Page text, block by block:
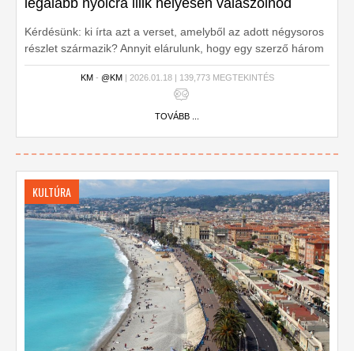
legalább nyolcra illik helyesen válaszolnod
Kérdésünk: ki írta azt a verset, amelyből az adott négysoros
részlet származik? Annyit elárulunk, hogy egy szerző három
verssel is szerepel kvízünkben.
KM- @KM| 2026.01.18 | 139,773 MEGTEKINTÉS
TOVÁBB ...
KULTÚRA